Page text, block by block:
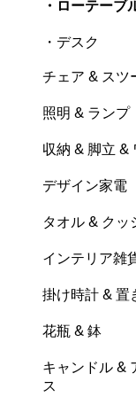
・ローテーブ
・デスク
チェア & スツ
照明 & ランプ
収納 & 脚立 &
デザイン家電
タオル & クッ
インテリア雑
掛け時計 & 置
花瓶 & 鉢
キャンドル &
ス